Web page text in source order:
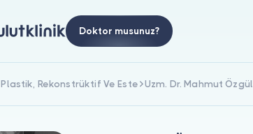
Doktor musunuz?
Plastik, Rekonstrüktif Ve Este Uzm. Dr. Mahmut Özgül